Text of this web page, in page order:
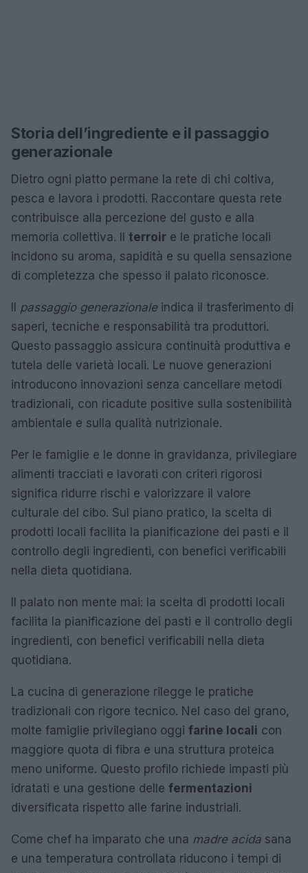
Storia dell’ingrediente e il passaggio
generazionale
Dietro ogni piatto permane la rete di chi coltiva,
pesca e lavora i prodotti. Raccontare questa rete
contribuisce alla percezione del gusto e alla
memoria collettiva. Il terroir e le pratiche locali
incidono su aroma, sapidità e su quella sensazione
di completezza che spesso il palato riconosce.
Il passaggio generazionaleindica il trasferimento di
saperi, tecniche e responsabilità tra produttori.
Questo passaggio assicura continuità produttiva e
tutela delle varietà locali. Le nuove generazioni
introducono innovazioni senza cancellare metodi
tradizionali, con ricadute positive sulla sostenibilità
ambientale e sulla qualità nutrizionale.
Per le famiglie e le donne in gravidanza, privilegiare
alimenti tracciati e lavorati con criteri rigorosi
significa ridurre rischi e valorizzare il valore
culturale del cibo. Sul piano pratico, la scelta di
prodotti locali facilita la pianificazione dei pasti e il
controllo degli ingredienti, con benefici verificabili
nella dieta quotidiana.
Il palato non mente mai: la scelta di prodotti locali
facilita la pianificazione dei pasti e il controllo degli
ingredienti, con benefici verificabili nella dieta
quotidiana.
La cucina di generazione rilegge le pratiche
tradizionali con rigore tecnico. Nel caso del grano,
molte famiglie privilegiano oggi farine locali con
maggiore quota di fibra e una struttura proteica
meno uniforme. Questo profilo richiede impasti più
idratati e una gestione delle fermentazioni
diversificata rispetto alle farine industriali.
Come chef ha imparato che una madre acida sana
e una temperatura controllata riducono i tempi di